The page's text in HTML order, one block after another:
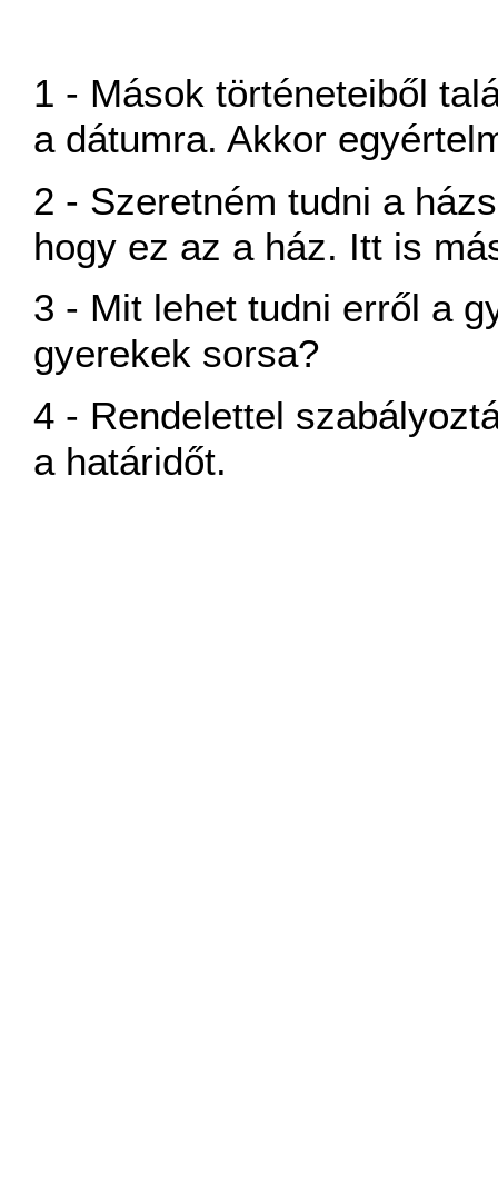
1 - Mások történeteiből
a dátumra. Akkor
2 - Szeretném tudni a
hogy ez az a ház. Itt is
3 - Mit lehet tudni erről a
gyerekek sorsa?
4 - Rendelettel
a határidőt.